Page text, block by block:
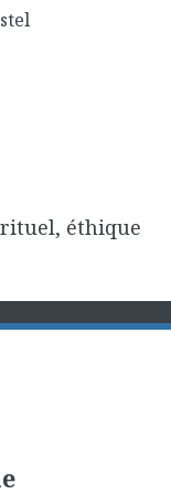
éthique